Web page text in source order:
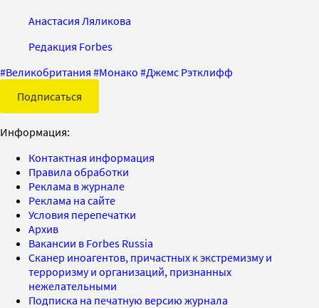
Анастасия Ляликова
Редакция Forbes
#Великобритания #Монако #Джемс Рэтклифф
Подписаться
Информация:
Контактная информация
Правила обработки
Реклама в журнале
Реклама на сайте
Условия перепечатки
Архив
Вакансии в Forbes Russia
Сканер иноагентов, причастных к экстремизму и
терроризму и организаций, признанных
нежелательными
Подписка на печатную версию журнала